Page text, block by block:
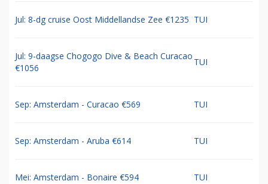
Jul: 8-dg cruise Oost Middellandse Zee €1235 TUI
Jul: 9-daagse Chogogo Dive & Beach Curacao
€1056
TUI
Sep: Amsterdam - Curacao €569 TUI
Sep: Amsterdam - Aruba €614 TUI
Mei: Amsterdam - Bonaire €594 TUI